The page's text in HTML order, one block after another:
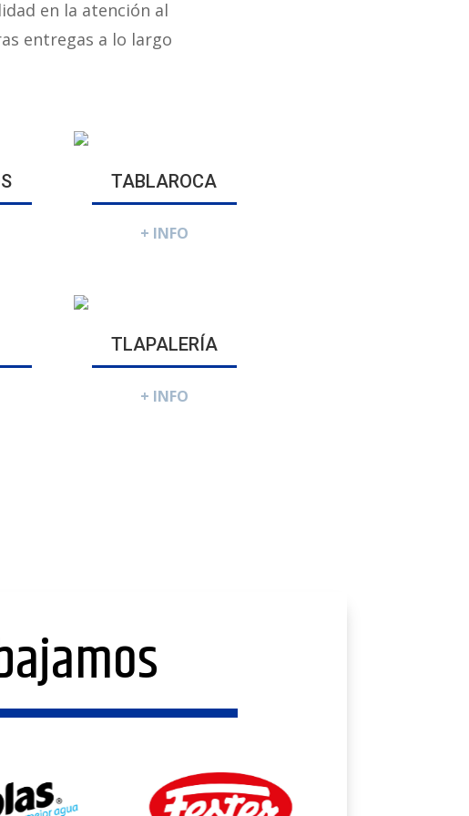
en la atención al
entregas a lo largo
TABLAROCA
+ INFO
TLAPALERÍA
+ INFO